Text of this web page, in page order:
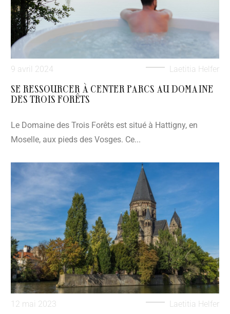
9 avril 2024 Laetitia Helfer
SE RESSOURCER À CENTER PARCS AU DOMAINE
DES TROIS FORÊTS
Le Domaine des Trois Forêts est situé à Hattigny, en
Moselle, aux pieds des Vosges. Ce...
12 mai 2023 Laetitia Helfer